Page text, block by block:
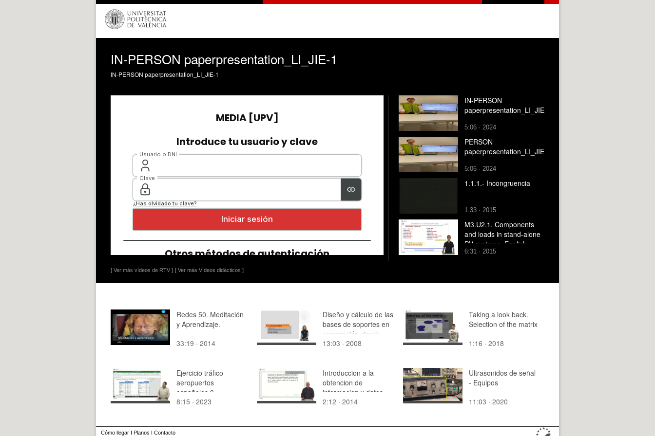
IN-PERSON paperpresentation_LI_JIE-1
IN-PERSON paperpresentation_LI_JIE-1
[ Ver más vídeos de RTV ] [ Ver más Vídeos didácticos ]
IN-PERSON
paperpresentation_LI_JIE
5:06 · 2024
PERSON
paperpresentation_LI_JIE
5:06 · 2024
1.1.1.- Incongruencia
1:33 · 2015
M3.U2.1. Components
and loads in stand-alone
PV systems. English
Grammar / spelling
6:31 · 2015
Redes 50. Meditación
y Aprendizaje.
33:19 · 2014
Diseño y cálculo de las
bases de soportes en
compresión simple
13:03 · 2008
Taking a look back.
Selection of the matrix
1:16 · 2018
Ejercicio tráfico
aeropuertos
españoles 3.
Comparación tráfico
8:15 · 2023
Introduccion a la
obtencion de
informacion y datos
2:12 · 2014
Ultrasonidos de señal
- Equipos
11:03 · 2020
Cómo llegar I Planos I Contacto